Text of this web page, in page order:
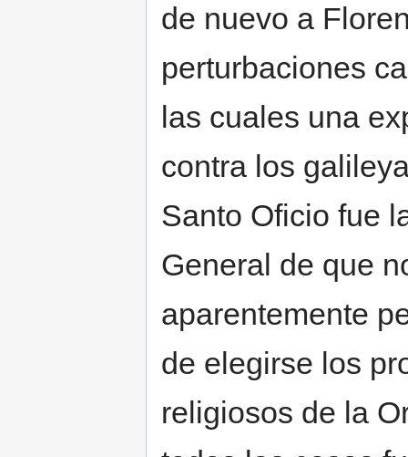
de nuevo a
perturbaciones
las cuales una
contra los
Santo Oficio fue
General de que
aparentemente
de elegirse los
religiosos de la